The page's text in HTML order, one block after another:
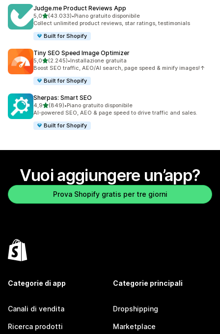
Judge.me Product Reviews App
5,0stelle su 5
(43.033)
43033 recensioni totali
•Piano gratuito disponibile
Collect unlimited product reviews, star ratings, testimonials
Built for Shopify
Tiny SEO Speed Image Optimizer
5,0stelle su 5
(2.245)
2245 recensioni totali
•Installazione gratuita
Boost SEO traffic, AEO/AI search, page speed & minify images!↑
Built for Shopify
Sherpas: Smart SEO
4,9stelle su 5
(849)
849 recensioni totali
•Piano gratuito disponibile
AI-powered SEO, AEO & page speed to drive traffic and sales.
Built for Shopify
Vuoi aggiungere un’app?
Prova Shopify gratis per tre giorni
Categorie di app
Canali di vendita
Ricerca prodotti
Categorie principali
Dropshipping
Marketplace